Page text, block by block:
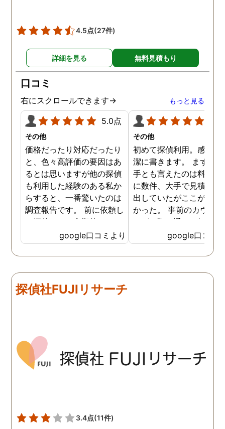
4.5点(27件)
詳細を見る 無料見積もり
口コミ
右にスクロールできます→ もっと見る
5.0点
その他
価格だったり対応だったり
と、色々高評価の要因はあ
るとは思いますが他の探偵
も利用した経験のある私か
らすると、一番驚いたのは
調査報告です。 前に依頼し
た探偵では、定期的にまと
めて報告がくる為なかなか
実際の現状を把握するのが
難しかったですが、ここは
来ていました。 担当の人も
丁寧で報告内容もわかりや
google口コミより
その他
初めて探偵利用。感想を
潔に書きます。 まず、
手とも言えたのは料金。
に数件、大手で見積もり
出していたがここが一番
かった。 事前のカウン
ングの際の通りの価格で
途中での追加料金なども
く安心してお任せできた
由のひとつ。 かと言っ
く、むしろ期待以上に細
google口コミ
探偵社FUJIリサーチ
3.4点(11件)